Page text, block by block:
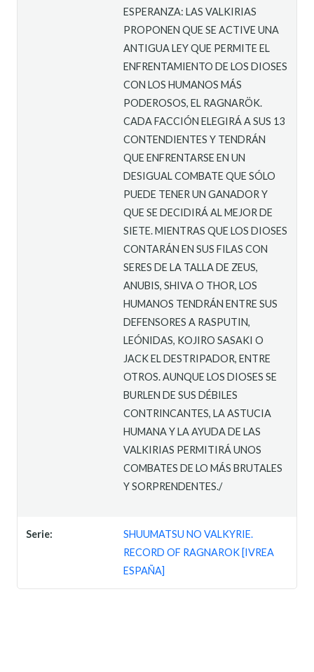
ESPERANZA: LAS VALKIRIAS
PROPONEN QUE SE ACTIVE UNA
ANTIGUA LEY QUE PERMITE EL
ENFRENTAMIENTO DE LOS DIOSES
CON LOS HUMANOS MÁS
PODEROSOS, EL RAGNARÖK.
CADA FACCIÓN ELEGIRÁ A SUS 13
CONTENDIENTES Y TENDRÁN
QUE ENFRENTARSE EN UN
DESIGUAL COMBATE QUE SÓLO
PUEDE TENER UN GANADOR Y
QUE SE DECIDIRÁ AL MEJOR DE
SIETE. MIENTRAS QUE LOS DIOSES
CONTARÁN EN SUS FILAS CON
SERES DE LA TALLA DE ZEUS,
ANUBIS, SHIVA O THOR, LOS
HUMANOS TENDRÁN ENTRE SUS
DEFENSORES A RASPUTIN,
LEÓNIDAS, KOJIRO SASAKI O
JACK EL DESTRIPADOR, ENTRE
OTROS. AUNQUE LOS DIOSES SE
BURLEN DE SUS DÉBILES
CONTRINCANTES, LA ASTUCIA
HUMANA Y LA AYUDA DE LAS
VALKIRIAS PERMITIRÁ UNOS
COMBATES DE LO MÁS BRUTALES
Y SORPRENDENTES./
Serie:
SHUUMATSU NO VALKYRIE.
RECORD OF RAGNAROK [IVREA
ESPAÑA]